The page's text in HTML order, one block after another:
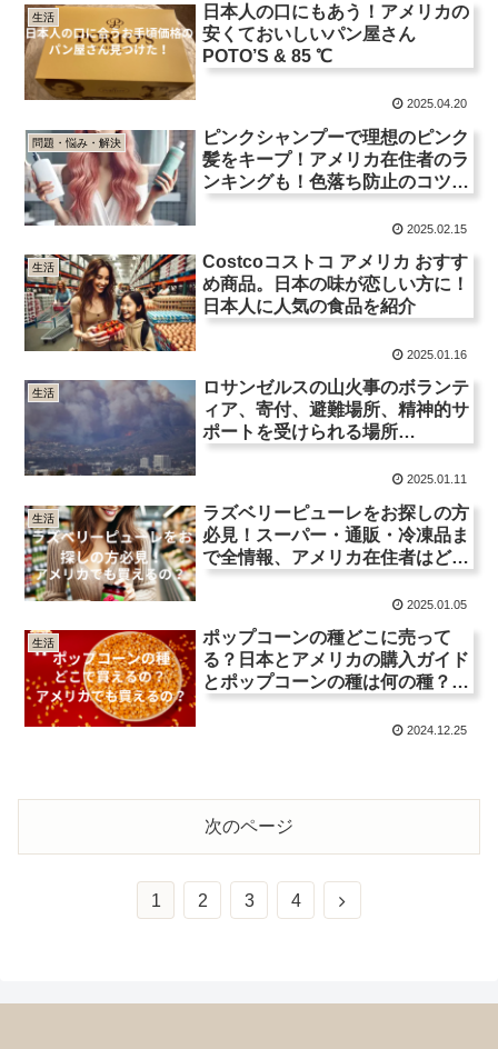
生活
日本人の口にもあう！アメリカの
安くておいしいパン屋さん
POTO’S & 85 ℃
2025.04.20
問題・悩み・解決
ピンクシャンプーで理想のピンク
髪をキープ！アメリカ在住者のラ
ンキングも！色落ち防止のコツと
おすすめアイテム
2025.02.15
生活
Costcoコストコ アメリカ おすす
め商品。日本の味が恋しい方に！
日本人に人気の食品を紹介
2025.01.16
生活
ロサンゼルスの山火事のボランテ
ィア、寄付、避難場所、精神的サ
ポートを受けられる場所
【2025.1.13更新】
2025.01.11
生活
ラズベリーピューレをお探しの方
必見！スーパー・通販・冷凍品ま
で全情報、アメリカ在住者はどこ
で買えるの？
2025.01.05
生活
ポップコーンの種どこに売って
る？日本とアメリカの購入ガイド
とポップコーンの種は何の種？種
2024.12.25
次のページ
1 2 3 4
次